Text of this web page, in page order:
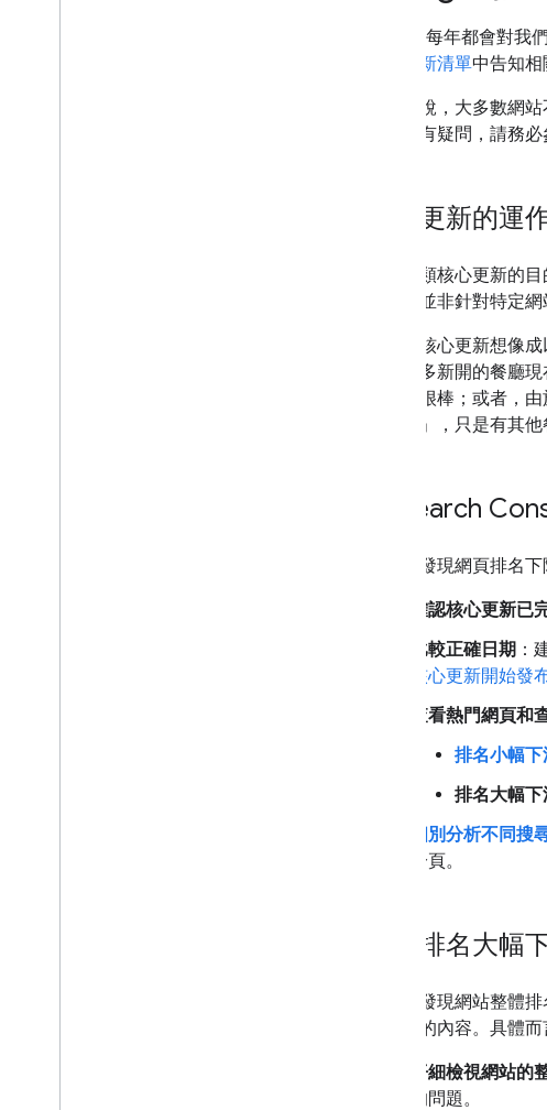
Google 每年都會對我
排名更新清單中告知相
一般來說，大多數網
量變化有疑問，請務
核心更新的運
執行這類核心更新的
泛，且並非針對特定
不妨將核心更新想像
化，許多新開的餐廳
一直都很棒；或者，
「不好」，只是有其
在 Search
如果您發現網頁排名
確認核心更新已
比較正確日期 ：
核心更新開始發
查看熱門網頁和
排名小幅下
排名大幅
個別分析不同搜
分頁。
評估排名大幅
如果您發現網站整體
為優先的內容。具體
仔細檢視網站的
的問題。